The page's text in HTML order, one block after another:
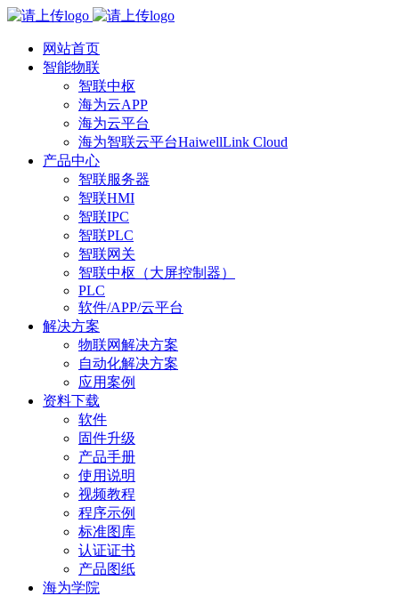
网站首页
智能物联
智联中枢
海为云APP
海为云平台
海为智联云平台HaiwellLink Cloud
产品中心
智联服务器
智联HMI
智联IPC
智联PLC
智联网关
智联中枢（大屏控制器）
PLC
软件/APP/云平台
解决方案
物联网解决方案
自动化解决方案
应用案例
资料下载
软件
固件升级
产品手册
使用说明
视频教程
程序示例
标准图库
认证证书
产品图纸
海为学院